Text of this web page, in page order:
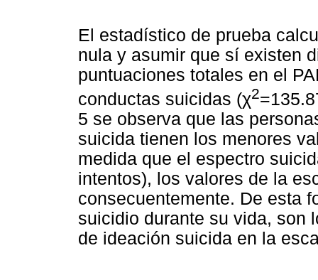
El estadístico de prueba
nula y asumir que sí existen
puntuaciones totales en el
conductas suicidas (χ2
5 se observa que las
suicida tienen los menores
medida que el espectro
intentos), los valores de la
consecuentemente. De esta
suicidio durante su vida, son
de ideación suicida en la